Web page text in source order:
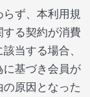
ず、本利用規
る契約が消費
当する場合、
基づき会員が
原因となった